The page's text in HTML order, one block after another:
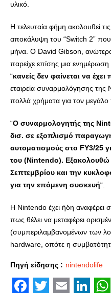
υλικό.
Η τελευταία φήμη ακολουθεί
αποκάλυψη του “Switch 2”
μήνα. Ο David Gibson,
παρείχε επίσης μια ενημέρωση
“κανείς δεν φαίνεται να
εταιρεία συναρμολόγησης της
πολλά χρήματα για τον μεγάλο
“Ο συναρμολογητής της
δισ. σε εξοπλισμό
αυτοματισμούς στο FY3/25
του (Nintendo). Εξακολουθώ
Σεπτεμβρίου και την
για την επόμενη συσκευή“.
Η Nintendo έχει ήδη αναφέρει
πως θέλει να μεταφέρει
(συμπεριλαμβανομένων των
hardware, οπότε η
Πηγή είδησης : nintendolife